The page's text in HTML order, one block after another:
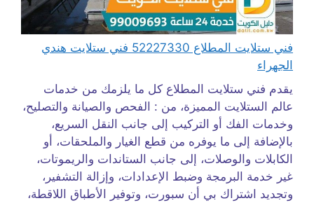
فني ستلايت المطلاع 52227330 فني ستلايت هندي
الجهراء
يقدم فني ستلايت المطلاع كل ما يلزمك من خدمات
عالم الستلايت المميزة، من : الفحص والصيانة والتصليح،
وخدمات الفك أو التركيب إلى جانب النقل السريع،
بالإضافة إلى ما يوفره من قطع الغيار والملحقات، أو
الكابلات والوصلات، إلى جانب الستاندات والريموتات،
غير خدمة البرمجة وضبط الإعدادات، وإزالة التشفير،
وتجديد اشتراك بي أن سبورت، وتوفير الأطباق اللاقطة،